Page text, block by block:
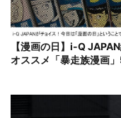
【漫画の日】i-Q
オススメ「暴走族漫画」